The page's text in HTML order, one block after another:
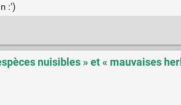
:')
nuisibles » et « mauvaises